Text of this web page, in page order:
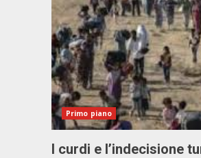
Primo piano
I curdi e l’indecisione